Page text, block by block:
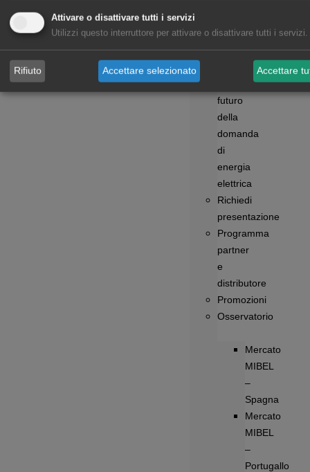
Workshop
Notizie
Rapporto:
futuro
della
domanda
di
energia
elettrica
Richiedi
presentazione
Programma
partner
e
distributore
Promozioni
Osservatorio
Mercato
MIBEL
–
Spagna
Mercato
MIBEL
–
Portugallo
Attivare o disattivare tutti i servizi
Utilizzi questo interruttore per attivare o disattivare tutti i servizi.
Rifiuto Accettare selezionato Accettare